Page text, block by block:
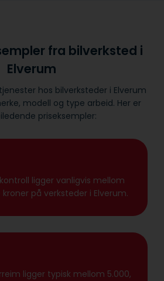
fra bilverksted i
Elverum
hos bilverksteder i Elverum
modell og type arbeid. Her er
priseksempler:
ligger vanligvis mellom
kroner på verksteder i Elverum.
ligger typisk mellom 5.000,